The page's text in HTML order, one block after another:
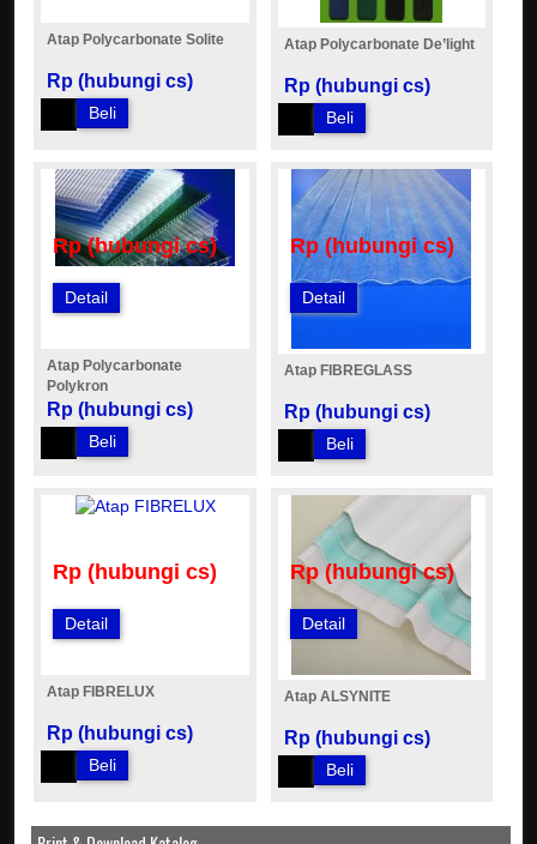
Atap Polycarbonate Solite
Rp (hubungi cs)
Beli
Atap Polycarbonate De’light
Rp (hubungi cs)
Beli
Rp (hubungi cs)
Detail
Atap Polycarbonate
Polykron
Rp (hubungi cs)
Beli
Rp (hubungi cs)
Detail
Atap FIBREGLASS
Rp (hubungi cs)
Beli
Rp (hubungi cs)
Detail
Atap FIBRELUX
Rp (hubungi cs)
Beli
Rp (hubungi cs)
Detail
Atap ALSYNITE
Rp (hubungi cs)
Beli